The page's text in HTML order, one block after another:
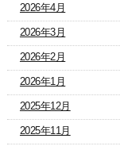
2026年4月
2026年3月
2026年2月
2026年1月
2025年12月
2025年11月